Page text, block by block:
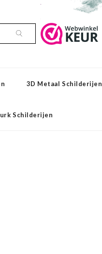
3D Metaal Schilderijen
Schilderijen